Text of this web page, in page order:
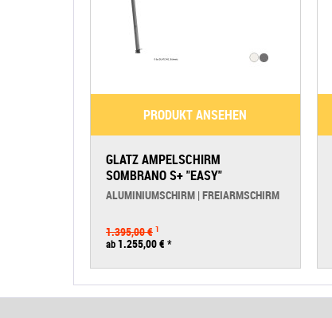
PRODUKT ANSEHEN
GLATZ AMPELSCHIRM
SOMBRANO S+ "EASY"
ALUMINIUMSCHIRM | FREIARMSCHIRM
1.395,00 € 1
ab1.255,00 € *